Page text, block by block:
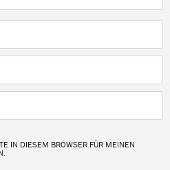
IN DIESEM BROWSER FÜR MEINEN